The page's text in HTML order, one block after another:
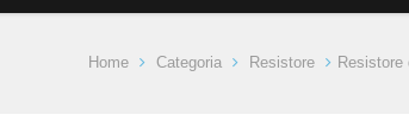
Home Categoria Resistore Resistore